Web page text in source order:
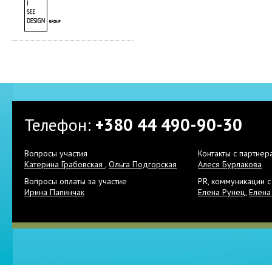
Телефон: +380 44 490-90-30
Вопросы участия
Катерина Грабовская , Ольга Подгорская
Контакты с
Алеся Бурлакова
Вопросы оплаты за участие
Ирина Папинчак
PR, коммуникации
Елена Рунец,